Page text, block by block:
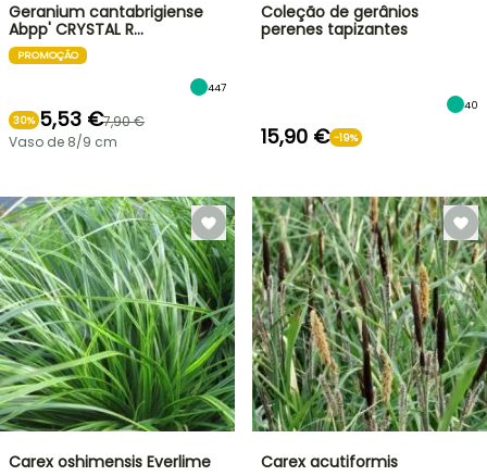
Geranium cantabrigiense
Abpp' CRYSTAL R…
PROMOÇÃO
447
30% 5,53 €7,90 €
Vaso de 8/9 cm
Coleção de gerânios
perenes tapizantes
40
15,90 € -19%
Carex oshimensis Everlime Carex acutiformis